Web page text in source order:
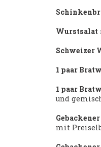
Wurstsalat
Schweizer
1 paar
1 paar
und
mit